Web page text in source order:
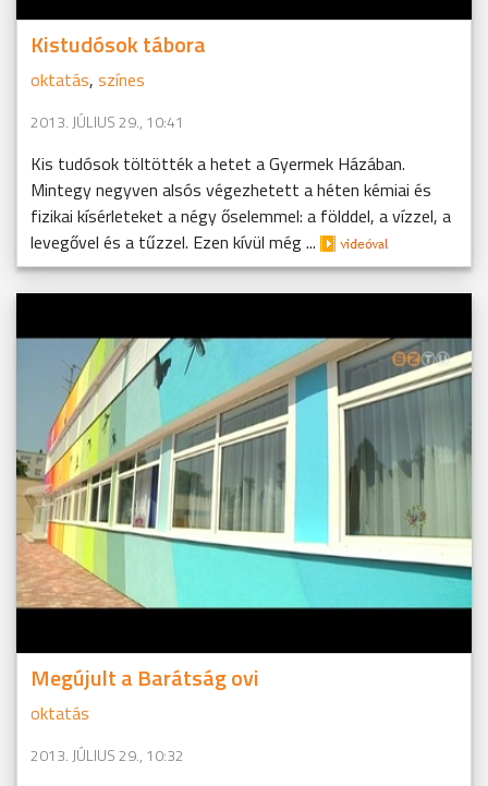
Kistudósok tábora
oktatás, színes
2013. JÚLIUS 29., 10:41
Kis tudósok töltötték a hetet a Gyermek Házában.
Mintegy negyven alsós végezhetett a héten kémiai és
fizikai kísérleteket a négy őselemmel: a földdel, a vízzel, a
levegővel és a tűzzel. Ezen kívül még ...
Megújult a Barátság ovi
oktatás
2013. JÚLIUS 29., 10:32